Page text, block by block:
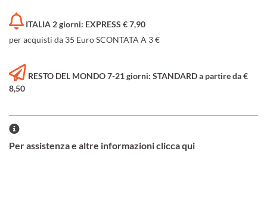
ITALIA 2 giorni: EXPRESS € 7,90
per acquisti da 35 Euro SCONTATA A 3 €
RESTO DEL MONDO 7-21 giorni: STANDARD a partire da €
8,50
Per assistenza e altre informazioni clicca qui